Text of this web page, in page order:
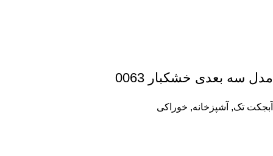
مدل سه بعدی خشکبار 0063
آبجکت تک, آشپزخانه, خوراکی